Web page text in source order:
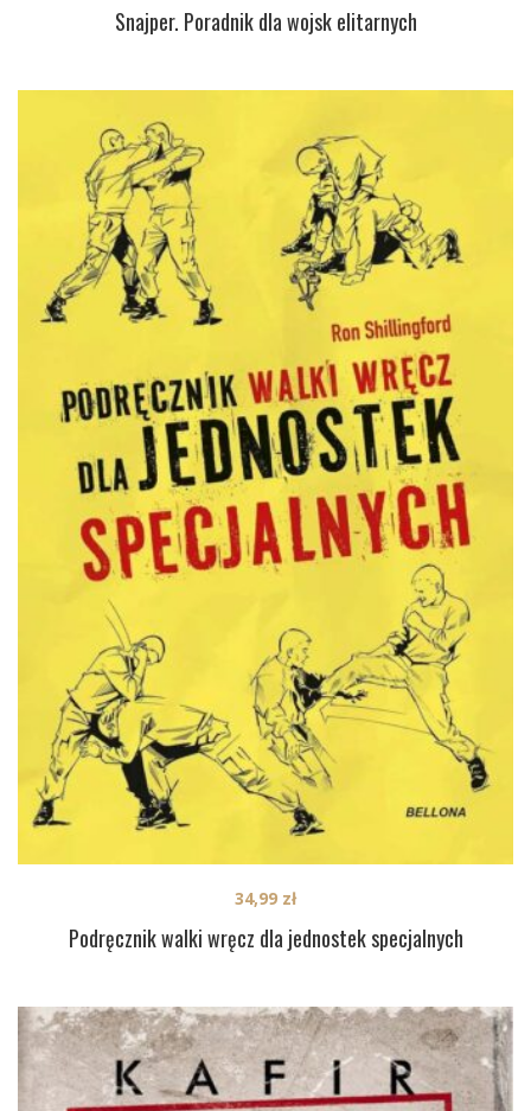
Snajper. Poradnik dla wojsk elitarnych
Podręcznik walki wręcz dla jednostek specjalnych
34,99 zł